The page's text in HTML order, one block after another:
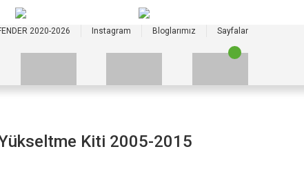
2020-2026 Instagram Bloglarımız Sayfalar
Kiti 2005-2015